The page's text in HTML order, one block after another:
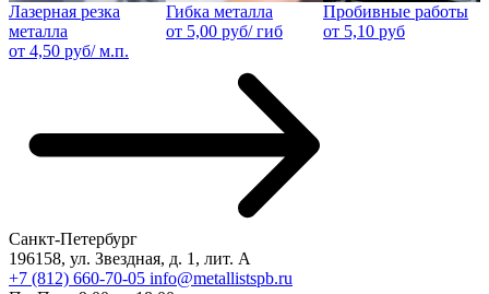
Лазерная резка
металла
от 4,50 руб/ м.п.
Гибка металла
от 5,00 руб/ гиб
Пробивные работы
от 5,10 руб
Санкт-Петербург
196158, ул. Звездная, д. 1, лит. А
+7 (812) 660-70-05 info@metallistspb.ru